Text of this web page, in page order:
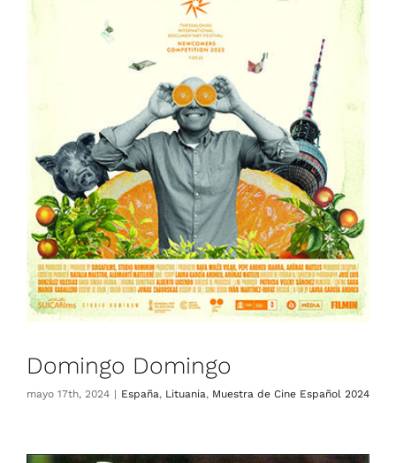
Domingo Domingo
Lituania Muestra de Cine Español 2024
Domingo Domingo
mayo 17th, 2024 | España, Lituania, Muestra de Cine Español 2024